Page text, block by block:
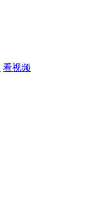
看视频